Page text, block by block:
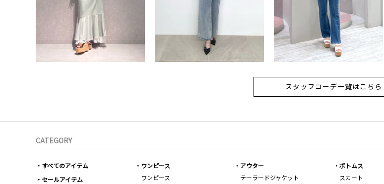
スタッフコーデ一覧はこちら
CATEGORY
すべてのアイテム
セールアイテム
ワンピース
ワンピース
アウター
テーラードジャケット
ボトムス
スカート